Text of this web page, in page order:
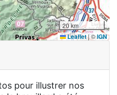
20 km
Leaflet|©IGN
pour illustrer nos